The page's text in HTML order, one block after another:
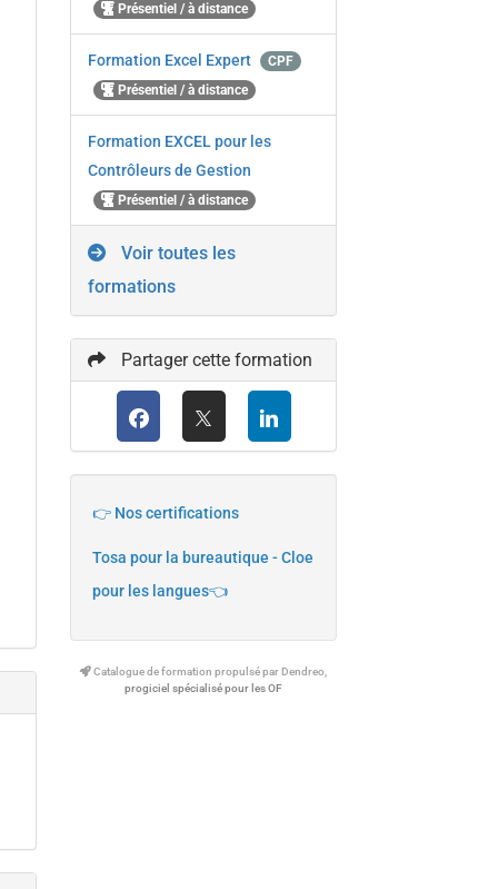
Présentiel / à distance
Formation Excel Expert
CPF
Présentiel / à distance
Formation EXCEL pour les
Contrôleurs de Gestion
Présentiel / à distance
Voir toutes les
formations
Partager cette formation
👉 Nos certifications
Tosa pour la bureautique - Cloe
pour les langues👈
Catalogue de formation propulsé par Dendreo,
progiciel spécialisé pour les OF